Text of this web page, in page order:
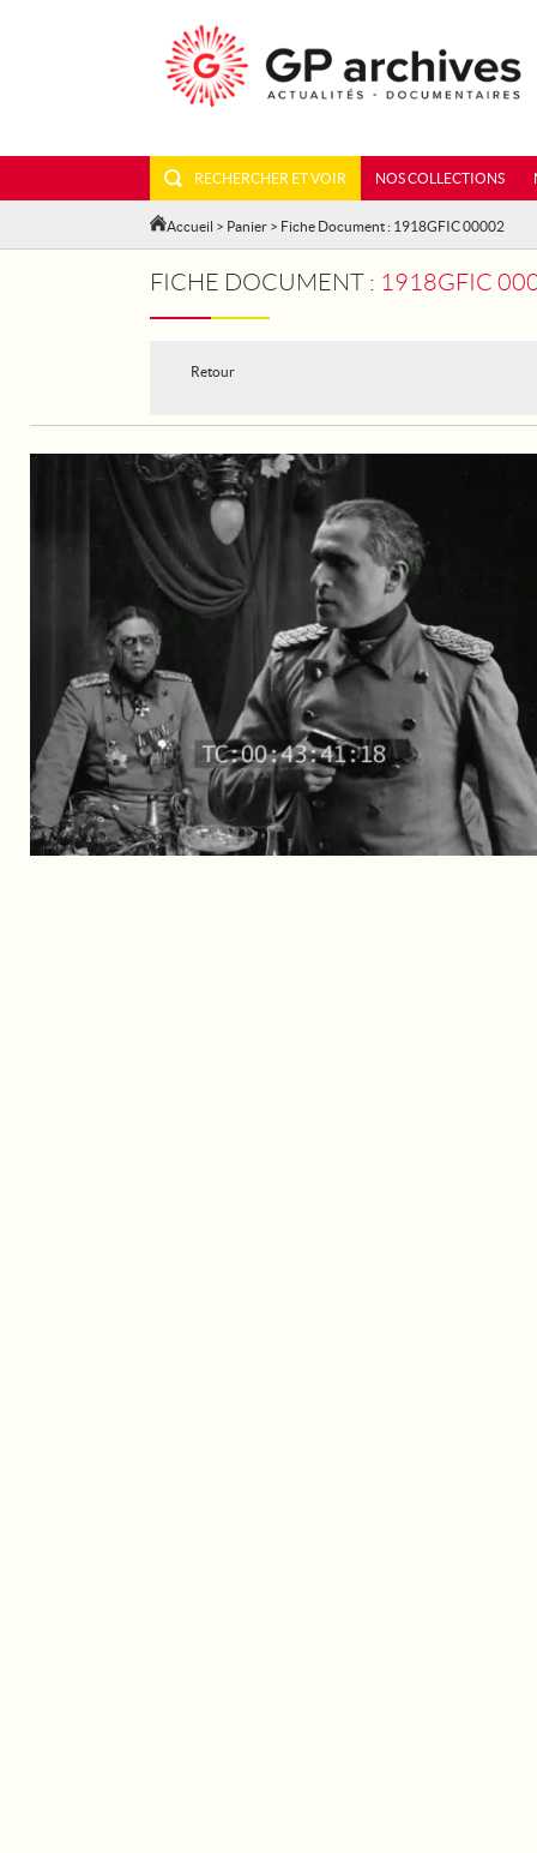
RECHERCHER ET VOIR NOS COLLECTIONS
Accueil > Panier > Fiche Document : 1918GFIC 00002
FICHE DOCUMENT : 1918GFIC
Retour